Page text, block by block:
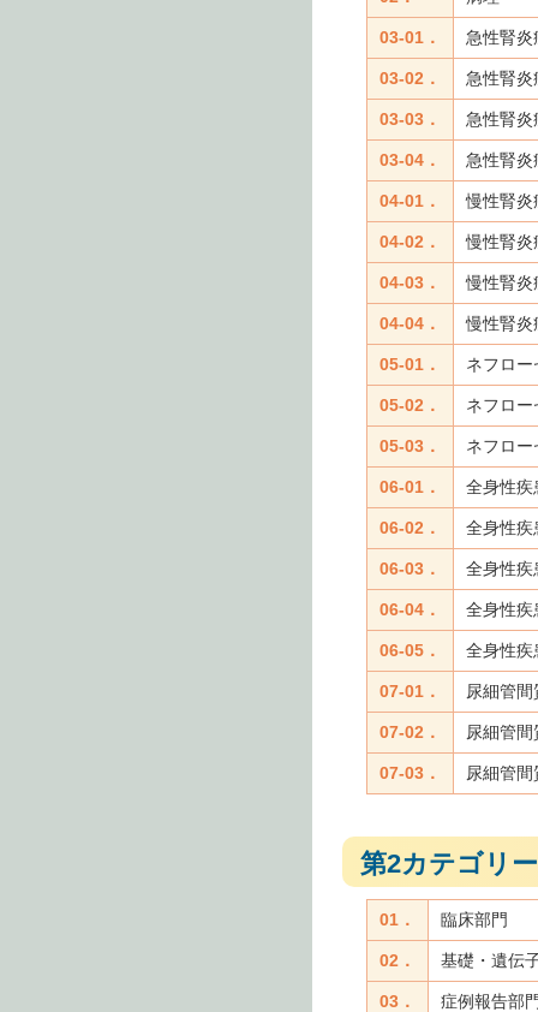
03-01． 急性腎炎
03-02． 急性腎炎
03-03． 急性腎炎
03-04． 急性腎炎
04-01． 慢性腎炎
04-02． 慢性腎炎
04-03． 慢性腎炎
04-04． 慢性腎炎
05-01． ネフロ
05-02． ネフロ
05-03． ネフロ
06-01． 全身性疾
06-02． 全身性疾
06-03． 全身性疾
06-04． 全身性疾
06-05． 全身性疾
07-01． 尿細管
07-02． 尿細管
07-03． 尿細管
第2カテゴリー
01． 臨床部門
02． 基礎・遺伝
03． 症例報告部